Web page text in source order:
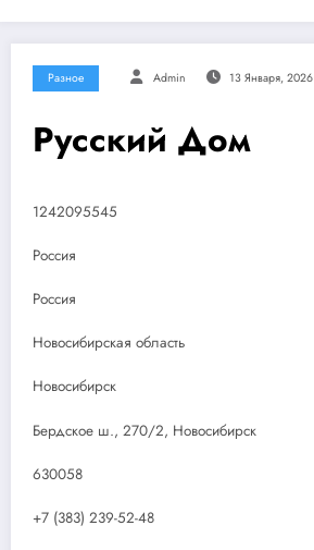
Разное Admin 13 Января, 2026
Русский Дом
1242095545
Россия
Россия
Новосибирская область
Новосибирск
Бердское ш., 270/2, Новосибирск
630058
+7 (383) 239-52-48